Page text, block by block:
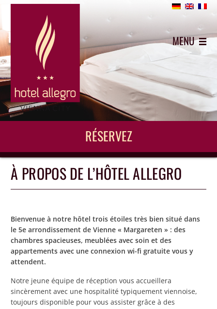
+43 (0)1 5442743
MENU
RÉSERVEZ
À PROPOS DE L’HÔTEL ALLEGRO
Bienvenue à notre hôtel trois étoiles très bien situé dans
le 5e arrondissement de Vienne « Margareten » : des
chambres spacieuses, meublées avec soin et des
appartements avec une connexion wi-fi gratuite vous y
attendent.
Notre jeune équipe de réception vous accueillera
sincèrement avec une hospitalité typiquement viennoise,
toujours disponible pour vous assister grâce à des